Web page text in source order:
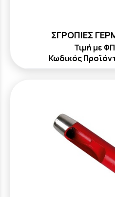
ΣΓΡΟΠΙΕΣ
Τιμή με
Κωδικός